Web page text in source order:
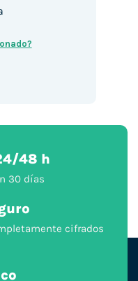
48 h
30 días
cifrados